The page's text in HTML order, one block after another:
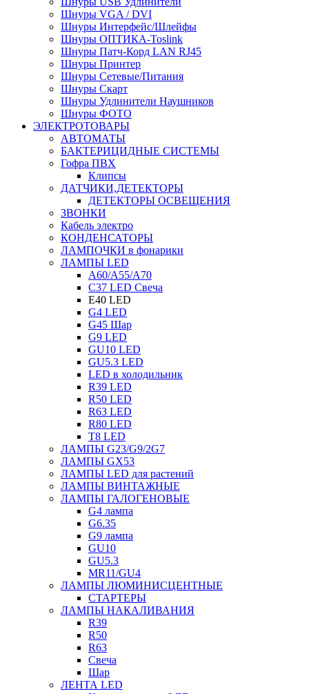
Шнуры VGA / DVI
Шнуры Интерфейс/Шлейфы
Шнуры ОПТИКА-Toslink
Шнуры Патч-Корд LAN RJ45
Шнуры Принтер
Шнуры Сетевые/Питания
Шнуры Скарт
Шнуры Удлинители Наушников
Шнуры ФОТО
ЭЛЕКТРОТОВАРЫ
АВТОМАТЫ
БАКТЕРИЦИДНЫЕ СИСТЕМЫ
Гофра ПВХ
Клипсы
ДАТЧИКИ,ДЕТЕКТОРЫ
ДЕТЕКТОРЫ ОСВЕЩЕНИЯ
ЗВОНКИ
Кабель электро
КОНДЕНСАТОРЫ
ЛАМПОЧКИ в фонарики
ЛАМПЫ LED
A60/A55/A70
C37 LED Свеча
E40 LED
G4 LED
G45 Шар
G9 LED
GU10 LED
GU5.3 LED
LED в холодильник
R39 LED
R50 LED
R63 LED
R80 LED
T8 LED
ЛАМПЫ G23/G9/2G7
ЛАМПЫ GX53
ЛАМПЫ LED для растений
ЛАМПЫ ВИНТАЖНЫЕ
ЛАМПЫ ГАЛОГЕНОВЫЕ
G4 лампа
G6.35
G9 лампа
GU10
GU5.3
MR11/GU4
ЛАМПЫ ЛЮМИНИСЦЕНТНЫЕ
СТАРТЕРЫ
ЛАМПЫ НАКАЛИВАНИЯ
R39
R50
R63
Свеча
Шар
ЛЕНТА LED